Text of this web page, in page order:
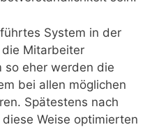
System in der
Mitarbeiter
so eher werden die
bei allen möglichen
Spätestens nach
Weise optimierten